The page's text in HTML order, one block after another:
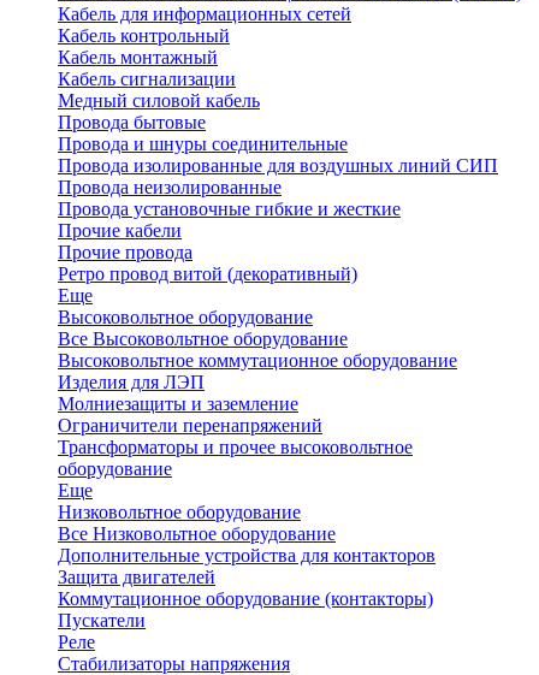
Кабель для информационных сетей
Кабель контрольный
Кабель монтажный
Кабель сигнализации
Медный силовой кабель
Провода бытовые
Провода и шнуры соединительные
Провода изолированные для воздушных линий СИП
Провода неизолированные
Провода установочные гибкие и жесткие
Прочие кабели
Прочие провода
Ретро провод витой (декоративный)
Еще
Высоковольтное оборудование
Все Высоковольтное оборудование
Высоковольтное коммутационное оборудование
Изделия для ЛЭП
Молниезащиты и заземление
Ограничители перенапряжений
Трансформаторы и прочее высоковольтное
оборудование
Еще
Низковольтное оборудование
Все Низковольтное оборудование
Дополнительные устройства для контакторов
Защита двигателей
Коммутационное оборудование (контакторы)
Пускатели
Реле
Стабилизаторы напряжения